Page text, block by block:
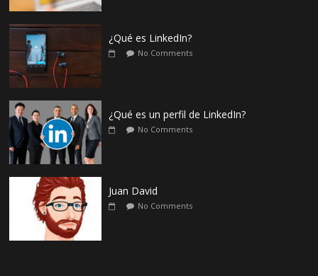
¿Qué es LinkedIn?
No Comments
¿Qué es un perfil de LinkedIn?
No Comments
Juan David
No Comments